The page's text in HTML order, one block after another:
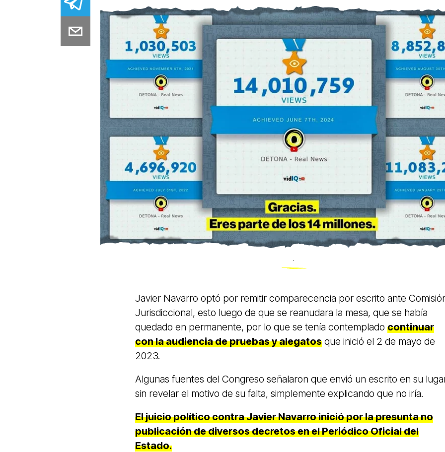
.
Javier Navarro optó por remitir comparecencia por escrito ante
Jurisdiccional, esto luego de que se reanudara la mesa, que se había
quedado en permanente, por lo que se tenía contemplado continuar
con la audiencia de pruebas y alegatos que inició el 2 de mayo de
2023.
Algunas fuentes del Congreso señalaron que envió un escrito en su
sin revelar el motivo de su falta, simplemente explicando que no iría.
El juicio político contra Javier Navarro inició por la presunta no
publicación de diversos decretos en el Periódico Oficial del
Estado.